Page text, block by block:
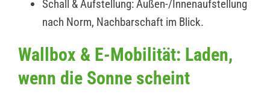
Schall & Aufstellung: Außen-/Innenaufstellung
nach Norm, Nachbarschaft im Blick.
Wallbox & E-Mobilität: Laden,
wenn die Sonne scheint